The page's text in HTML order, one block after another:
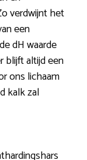
verdwijnt het
een
dH waarde
blijft altijd een
ons lichaam
kalk zal